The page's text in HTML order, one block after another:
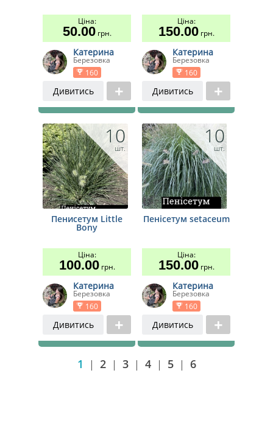
Ціна:
50.00грн.
Катерина
Березовка
160
Дивитись
Ціна:
150.00грн.
Катерина
Березовка
160
Дивитись
10
шт.
Пенисетум Little
Bony
Ціна:
100.00грн.
Катерина
Березовка
160
Дивитись
10
шт.
Пенісетум setaceum
Ціна:
150.00грн.
Катерина
Березовка
160
Дивитись
1 | 2 | 3 | 4 | 5 | 6